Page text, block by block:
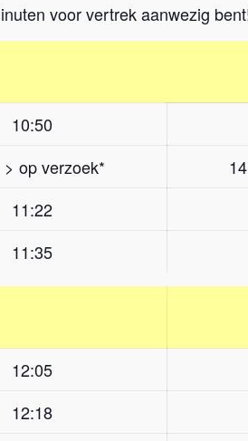
voor vertrek aanwezig
10:50
> op verzoek*
11:22
11:35
12:05
12:18